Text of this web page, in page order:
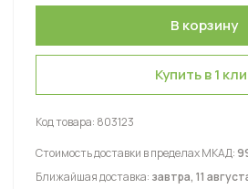
Купить в 1
Код товара: 803123
Стоимость доставки в пределах МКАД:
Ближайшая доставка: завтра, 11